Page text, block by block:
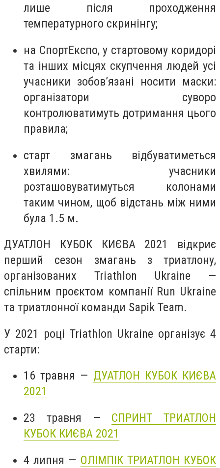
лише після проходження
температурного скринінгу;
на СпортЕкспо, у стартовому коридорі
та інших місцях скупчення людей усі
учасники зобов’язані носити маски:
організатори суворо
контролюватимуть дотримання цього
правила;
старт змагань відбуватиметься
хвилями: учасники
розташовуватимуться колонами
таким чином, щоб відстань між ними
була 1.5 м.
ДУАТЛОН КУБОК КИЄВА 2021 відкриє
перший сезон змагань з триатлону,
організованих Triathlon Ukraine —
спільним проєктом компанії Run Ukraine
та триатлонної команди Sapik Team.
У 2021 році Triathlon Ukraine організує 4
старти:
16 травня — ДУАТЛОН КУБОК КИЄВА
2021
23 травня — СПРИНТ ТРИАТЛОН
КУБОК КИЄВА 2021
4 липня — ОЛІМПІК ТРИАТЛОН КУБОК